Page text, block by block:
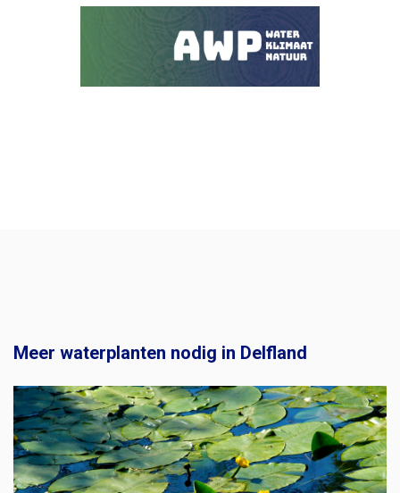
Meer waterplanten nodig in Delfland